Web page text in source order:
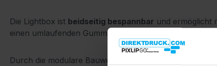
Die Lightbox ist beidseitig bespannbar und ermöglicht
einen umlaufenden Gummikeder in den Rahmen
Durch die modulare Bauweise kann die PIXLIP GO